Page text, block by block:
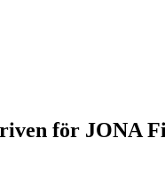
för JONA